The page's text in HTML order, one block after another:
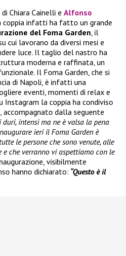
Chiara Cainelli e Alfonso
coppia infatti ha fatto un grande
del Foma Garden , il
cui lavorano da diversi mesi e
luce. Il taglio del nastro ha
moderna e raffinata, un
Il Foma Garden, che si
di Napoli, è infatti una
eventi, momenti di relax e
Instagram la coppia ha condiviso
accompagnato dalla seguente
duri, intensi ma ne è valsa la pena
ieri il Foma Garden è
le persone che sono venute, alle
e che verranno vi aspettiamo con le
visibilmente
hanno dichiarato: “Questo è il